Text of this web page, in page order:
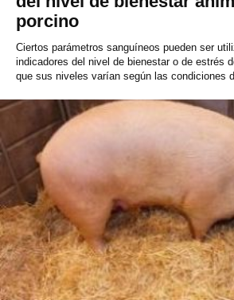
porcino
Ciertos parámetros sanguíneos pueden ser
indicadores del nivel de bienestar o de estrés
que sus niveles varían según las condiciones